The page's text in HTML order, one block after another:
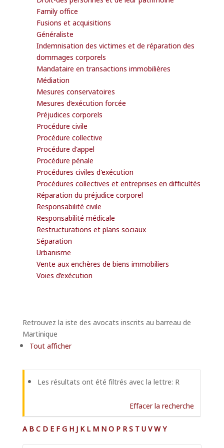
Family office
Fusions et acquisitions
Généraliste
Indemnisation des victimes et de réparation des
dommages corporels
Mandataire en transactions immobilières
Médiation
Mesures conservatoires
Mesures d’exécution forcée
Préjudices corporels
Procédure civile
Procédure collective
Procédure d'appel
Procédure pénale
Procédures civiles d'exécution
Procédures collectives et entreprises en difficultés
Réparation du préjudice corporel
Responsabilité civile
Responsabilité médicale
Restructurations et plans sociaux
Séparation
Urbanisme
Vente aux enchères de biens immobiliers
Voies d’exécution
Retrouvez la iste des avocats inscrits au barreau de
Martinique
Tout afficher
Les résultats ont été filtrés avec la lettre: R
Effacer la recherche
A BC D E FG H J K L M NO P RS TUVWY